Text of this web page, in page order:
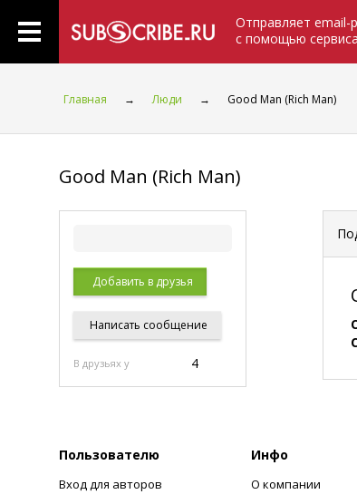
Отправляет email-
с помощью сервиса
Главная → Люди → Good Man (Rich Man)
Good Man (Rich Man)
Добавить в друзья
Написать сообщение
В друзьях у 4
Пользователю
Вход для авторов
Инфо
О компании